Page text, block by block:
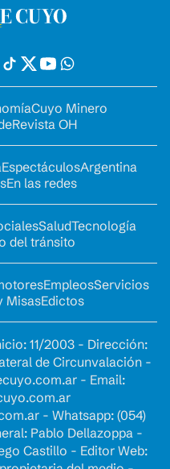
Cuyo Minero
Revista OH
EspectáculosArgentina
En las redes
SaludTecnología
del tránsito
EmpleosServicios
MisasEdictos
11/2003 - Dirección:
de Circunvalación -
- Email:
- Whatsapp: (054)
Pablo Dellazoppa -
Castillo - Editor Web: